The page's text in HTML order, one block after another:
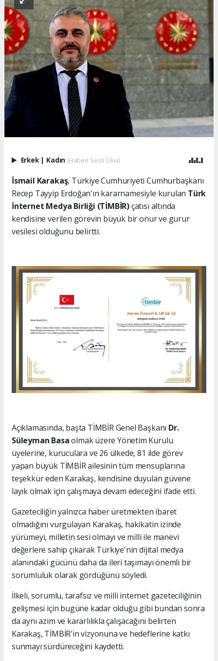
Erkek | Kadın (Haberi Sesli Oku)
İsmail Karakaş, Türkiye Cumhuriyeti Cumhurbaşkanı
Recep Tayyip Erdoğan'ın kararnamesiyle kurulan Türk
İnternet Medya Birliği (TİMBİR)çatısı altında
kendisine verilen görevin büyük bir onur ve gurur
vesilesi olduğunu belirtti.
Açıklamasında, başta TİMBİR Genel Başkanı Dr.
Süleyman Basaolmak üzere Yönetim Kurulu
üyelerine, kuruculara ve 26 ülkede, 81 ilde görev
yapan büyük TİMBİR ailesinin tüm mensuplarına
teşekkür eden Karakaş, kendisine duyulan güvene
layık olmak için çalışmaya devam edeceğini ifade etti.
Gazeteciliğin yalnızca haber üretmekten ibaret
olmadığını vurgulayan Karakaş, hakikatin izinde
yürümeyi, milletin sesi olmayı ve milli ile manevi
değerlere sahip çıkarak Türkiye'nin dijital medya
alanındaki gücünü daha da ileri taşımayı önemli bir
sorumluluk olarak gördüğünü söyledi.
İlkeli, sorumlu, tarafsız ve milli internet gazeteciliğinin
gelişmesi için bugüne kadar olduğu gibi bundan sonra
da aynı azim ve kararlılıkla çalışacağını belirten
Karakaş, TİMBİR'in vizyonuna ve hedeflerine katkı
sunmayı sürdüreceğini kaydetti.